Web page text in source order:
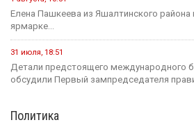
Елена Пашкеева из Яшалтинского района
ярмарке...
31 июля, 18:51
Детали предстоящего международного
обсудили Первый зампредседателя
Политика